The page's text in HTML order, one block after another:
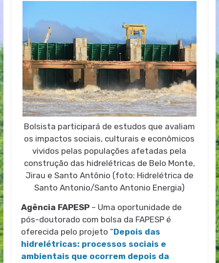
Bolsista participará de estudos que avaliam
os impactos sociais, culturais e econômicos
vividos pelas populações afetadas pela
construção das hidrelétricas de Belo Monte,
Jirau e Santo Antônio (foto: Hidrelétrica de
Santo Antonio/Santo Antonio Energia)
Agência FAPESP– Uma oportunidade de
pós-doutorado com bolsa da FAPESP é
oferecida pelo projeto “Depois das
hidrelétricas: processos sociais e
ambientais que ocorrem depois da